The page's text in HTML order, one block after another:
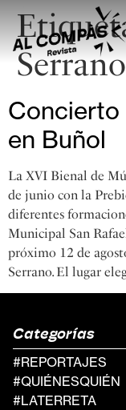
Serrano
Concierto
en Buñol
La XVI Bienal de
de junio con la
diferentes
Municipal San
próximo 12 de
Serrano. El lugar
Categorías
#REPORTAJES
#QUIÉNESQUIÉN
#LATERRETA